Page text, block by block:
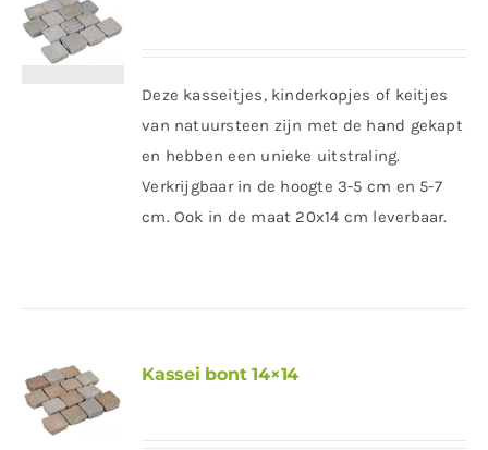
Deze kasseitjes, kinderkopjes of keitjes
van natuursteen zijn met de hand gekapt
en hebben een unieke uitstraling.
Verkrijgbaar in de hoogte 3-5 cm en 5-7
cm. Ook in de maat 20x14 cm leverbaar.
Kassei bont 14×14